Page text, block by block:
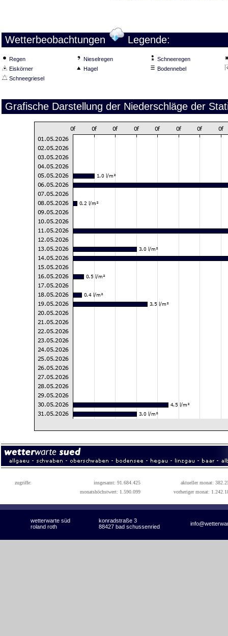
Wetterbeobachtungen Legende:
Regen Nieselregen
Schneeregen
Eiskörner
Hagel
Bodennebel
Schneegriesel
Grafische Darstellung der Niederschläge der
zugriffe: insgesamt: 91.684.425
aktueller monat:
monatshöchstwert: 1.590.099
vorheriger monat:
wetterwarte süd konradstraße 3
roland roth 88427 bad schussenried